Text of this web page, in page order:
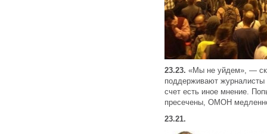
23.23. «Мы не уйдем», —
поддерживают журналисты
счет есть иное мнение.
пресечены, ОМОН
23.21.